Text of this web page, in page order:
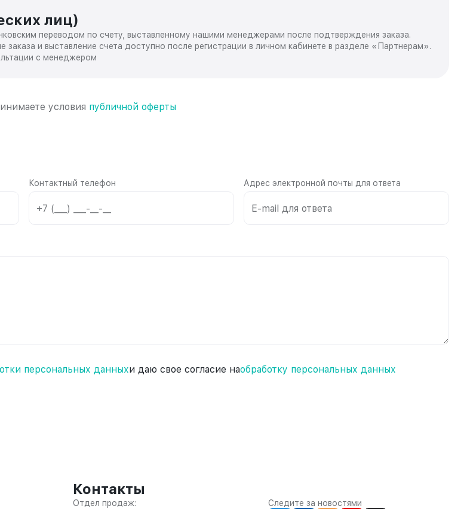
лиц)
переводом по счету, выставленному нашими менеджерами после подтверждения заказа.
и выставление счета доступно после регистрации в личном кабинете в разделе «Партнерам».
с менеджером
условия публичной оферты
Контактный телефон Адрес электронной почты для ответа
персональных данныхи даю свое согласие наобработку персональных данных
Контакты
Отдел продаж: Следите за новостями